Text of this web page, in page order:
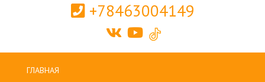
+78463004149
ГЛАВНАЯ